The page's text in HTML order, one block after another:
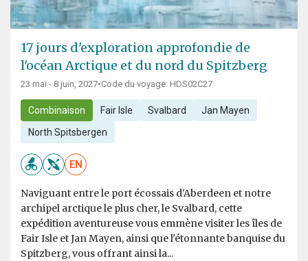
17 jours d'exploration approfondie de
l'océan Arctique et du nord du Spitzberg
23 mai - 8 juin, 2027•Code du voyage: HDS02C27
Combinaison Fair Isle Svalbard Jan Mayen
North Spitsbergen
EN
Naviguant entre le port écossais d'Aberdeen et notre
archipel arctique le plus cher, le Svalbard, cette
expédition aventureuse vous emmène visiter les îles de
Fair Isle et Jan Mayen, ainsi que l'étonnante banquise du
Spitzberg, vous offrant ainsi la...